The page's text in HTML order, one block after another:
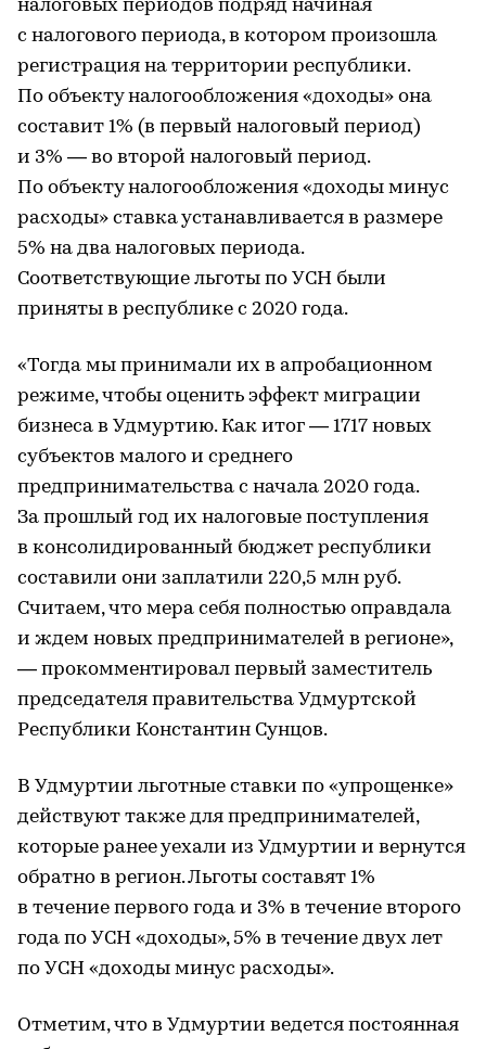
налоговых периодов подряд начиная
с налогового периода, в котором произошла
регистрация на территории республики.
По объекту налогообложения «доходы» она
составит 1% (в первый налоговый период)
и 3% ― во второй налоговый период.
По объекту налогообложения «доходы минус
расходы» ставка устанавливается в размере
5% на два налоговых периода.
Соответствующие льготы по УСН были
приняты в республике с 2020 года.
«Тогда мы принимали их в апробационном
режиме, чтобы оценить эффект миграции
бизнеса в Удмуртию. Как итог ― 1717 новых
субъектов малого и среднего
предпринимательства с начала 2020 года.
За прошлый год их налоговые поступления
в консолидированный бюджет республики
составили они заплатили 220,5 млн руб.
Считаем, что мера себя полностью оправдала
и ждем новых предпринимателей в регионе»,
― прокомментировал первый заместитель
председателя правительства Удмуртской
Республики Константин Сунцов.
В Удмуртии льготные ставки по «упрощенке»
действуют также для предпринимателей,
которые ранее уехали из Удмуртии и вернутся
обратно в регион. Льготы составят 1%
в течение первого года и 3% в течение второго
года по УСН «доходы», 5% в течение двух лет
по УСН «доходы минус расходы».
Отметим, что в Удмуртии ведется постоянная